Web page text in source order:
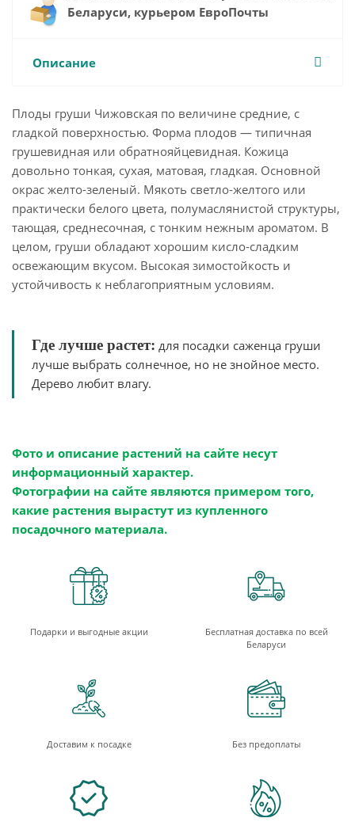
Беларуси, курьером ЕвроПочты
Описание
Плоды груши Чижовская по величине средние, с
гладкой поверхностью. Форма плодов — типичная
грушевидная или обратнояйцевидная. Кожица
довольно тонкая, сухая, матовая, гладкая. Основной
окрас желто-зеленый. Мякоть светло-желтого или
практически белого цвета, полумаслянистой структуры,
тающая, среднесочная, с тонким нежным ароматом. В
целом, груши обладают хорошим кисло-сладким
освежающим вкусом. Высокая зимостойкость и
устойчивость к неблагоприятным условиям.
Где лучше растет: для посадки саженца груши
лучше выбрать солнечное, но не знойное место.
Дерево любит влагу.
Фото и описание растений на сайте несут
информационный характер.
Фотографии на сайте являются примером того,
какие растения вырастут из купленного
посадочного материала.
Подарки и выгодные акции
Бесплатная доставка по всей
Беларуси
Доставим к посадке Без предоплаты